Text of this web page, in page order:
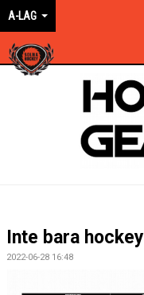
A-LAG
BILDGALLERI
Inte bara hockey
2022-06-28 16:48